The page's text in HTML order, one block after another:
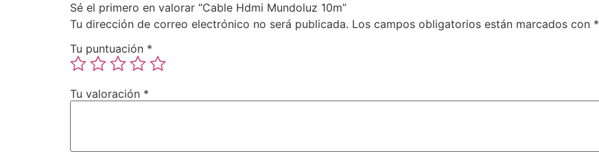
Sé el primero en valorar “Cable Hdmi Mundoluz 10m”
Tu dirección de correo electrónico no será publicada. Los campos obligatorios están marcados con *
Tu puntuación *
Tu valoración *